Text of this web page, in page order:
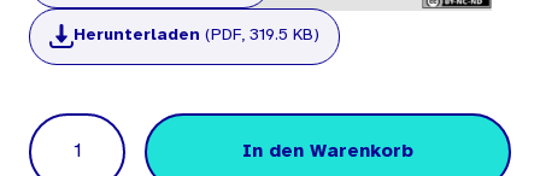
Herunterladen (PDF, 319.5 KB)
Menge
In den Warenkorb